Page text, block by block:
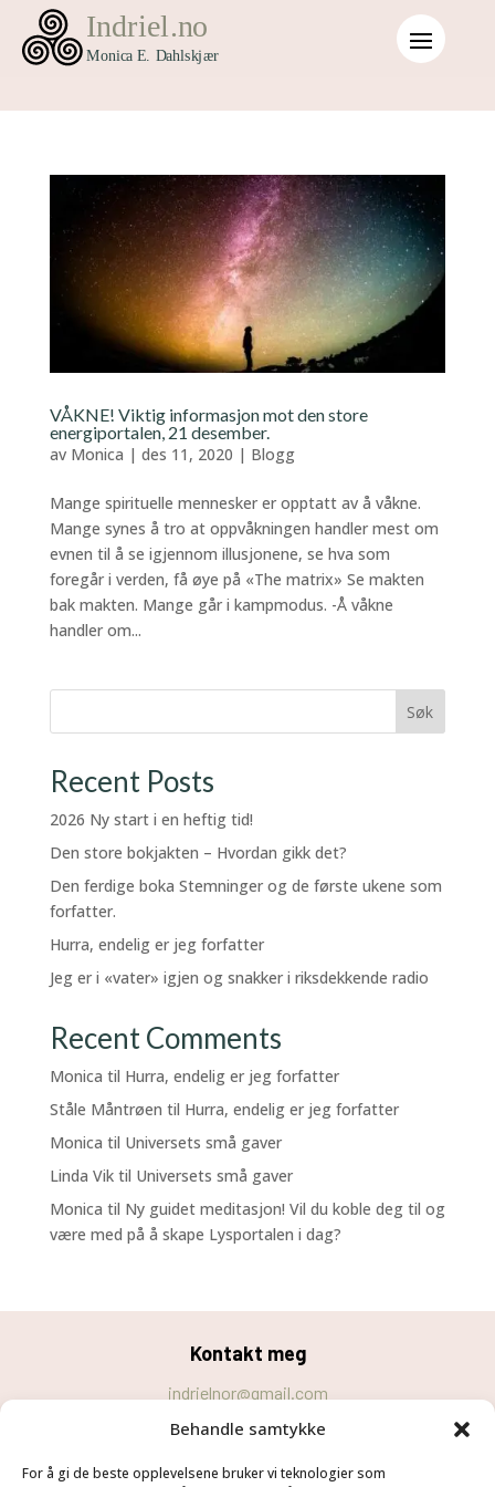
Behandle samtykke
For å gi de beste opplevelsene bruker vi teknologier som
VÅKNE! Viktig informasjon mot den store
energiportalen, 21 desember.
av Monica | des 11, 2020 | Blogg
Mange spirituelle mennesker er opptatt av å våkne.
Mange synes å tro at oppvåkningen handler mest om
evnen til å se igjennom illusjonene, se hva som
foregår i verden, få øye på «The matrix» Se makten
bak makten. Mange går i kampmodus. -Å våkne
handler om...
Søk
Recent Posts
2026 Ny start i en heftig tid!
Den store bokjakten – Hvordan gikk det?
Den ferdige boka Stemninger og de første ukene som
forfatter.
Hurra, endelig er jeg forfatter
Jeg er i «vater» igjen og snakker i riksdekkende radio
Recent Comments
Monica til Hurra, endelig er jeg forfatter
Ståle Måntrøen til Hurra, endelig er jeg forfatter
Monica til Universets små gaver
Linda Viktil Universets små gaver
Monica til Ny guidet meditasjon! Vil du koble deg til og
være med på å skape Lysportalen i dag?
Kontakt meg
indrielnor@gmail.com
Personvernerklæring
Cookie-erklæring (EU)